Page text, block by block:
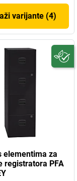
varijante (4)
elementima za
registratora PFA